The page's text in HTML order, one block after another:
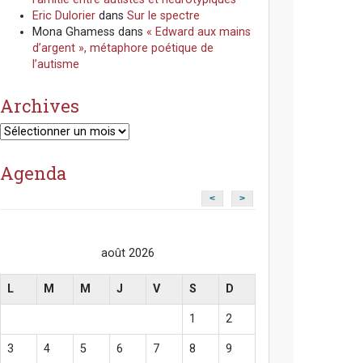
Eric Dulorier dans Sur le spectre
Mona Ghamess dans « Edward aux mains
d’argent », métaphore poétique de
l’autisme
Archives
Archives
Agenda
< >
août 2026
L M M J V S D
1 2
3 4 5 6 7 8 9